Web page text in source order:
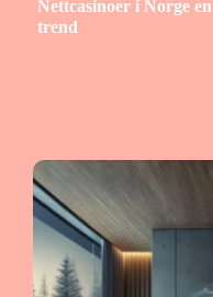
Nettcasinoer i Norge
trend